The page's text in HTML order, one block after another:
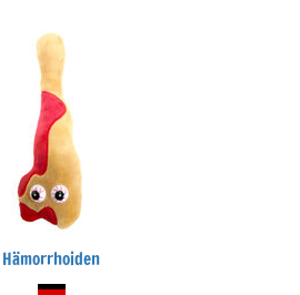
Hämorrhoiden